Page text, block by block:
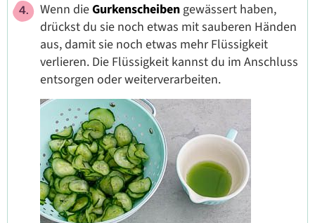
Wenn dieGurkenscheibengewässert haben,
drückst du sie noch etwas mit sauberen Händen
aus, damit sie noch etwas mehr Flüssigkeit
verlieren. Die Flüssigkeit kannst du im Anschluss
entsorgen oder weiterverarbeiten.